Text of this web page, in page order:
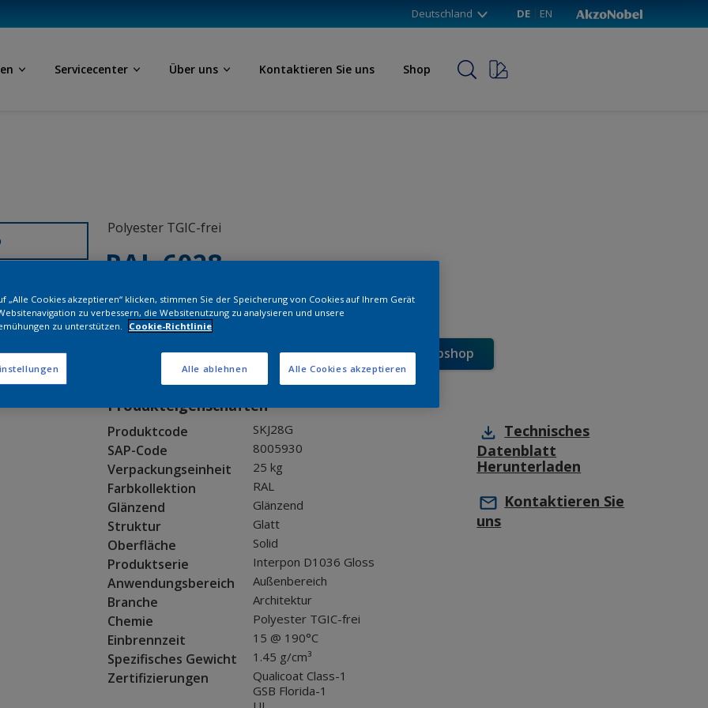
Deutschland DE EN
Servicecenter Über uns Kontaktieren Sie uns Shop
Polyester TGIC-frei
RAL 6028
SKJ28G
Muster bestellen Bestellen Sie direkt im Webshop
Produkteigenschaften
Produktcode SKJ28G
SAP-Code 8005930
Verpackungseinheit 25 kg
Farbkollektion RAL
Glänzend Glänzend
Struktur Glatt
Oberfläche Solid
Produktserie Interpon D1036 Gloss
Anwendungsbereich Außenbereich
Branche Architektur
Chemie Polyester TGIC-frei
Einbrennzeit 15 @ 190°C
Spezifisches Gewicht 1.45 g/cm³
Zertifizierungen
Qualicoat Class-1
GSB Florida-1
Technisches
Datenblatt
Herunterladen
Kontaktieren Sie
uns
„Alle Cookies akzeptieren“ klicken, stimmen Sie der Speicherung von Cookies auf Ihrem Gerät
zu verbessern, die Websitenutzung zu analysieren und unsere
zu unterstützen.
Cookie-Richtlinie
Alle ablehnen Alle Cookies akzeptieren